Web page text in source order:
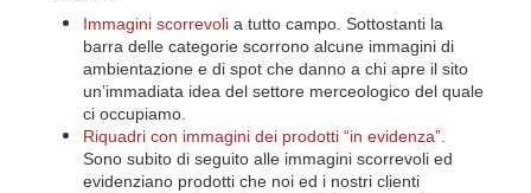
Immagini scorrevoli a tutto campo. Sottostanti la
barra delle categorie scorrono alcune immagini di
ambientazione e di spot che danno a chi apre il sito
un’immadiata idea del settore merceologico del quale
ci occupiamo.
Riquadri con immagini dei prodotti “in evidenza”
Sono subito di seguito alle immagini scorrevoli ed
evidenziano prodotti che noi ed i nostri clienti